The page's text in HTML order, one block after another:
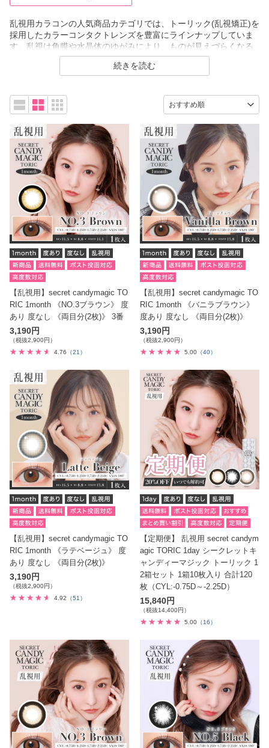
乱視用カラコンの人気商品カテゴリでは、トーリック(乱視矯正)を
採用したカラーコンタクトレンズを豊富にラインナップしていま
す。乱視は角膜や水晶体のゆがみにより、ものが見えづらくなる
症状ですが、トーリックレンズならそのゆがみを補正し、クリア
な視界を実現。高度数に対応した商品もあるため、度が強い方で
しめるのも魅力。通販だからこそ、人気ブランドや最新アイテム
を自宅にいながらじっくり比較検討できます。ぜひあなたのライ
フスタイルにぴったりの乱視用カラコンを見つけて、快適な毎日
をお過ごしください。
購入が初めての方へ
乱視用カラコンについて
処方箋の見方
よくあるご質問
続きを読む
【乱視用】secret candymagic TO
RIC 1month 《NO.3ブラウン》 度
あり 度なし 《両目分(2枚)》 3番
3,190円
（税抜2,900円）
4.76 （21）
【乱視用】secret candymagic TO
RIC 1month 《バニラブラウン》
度あり 度なし 《両目分(2枚)》
3,190円
（税抜2,900円）
5.00 （40）
【乱視用】secret candymagic TO
RIC 1month 《ラテベージュ》 度
あり 度なし 《両目分(2枚)》
3,190円
（税抜2,900円）
4.92 （51）
【定期便】 乱視用 secret candym
agic TORIC 1day シークレットキ
ャンディーマジック トーリック 1
2箱セット 1箱10枚入り 合計120
枚（CYL:-0.75D～-2.25D）
15,840円
（税抜14,400円）
5.00 （16）